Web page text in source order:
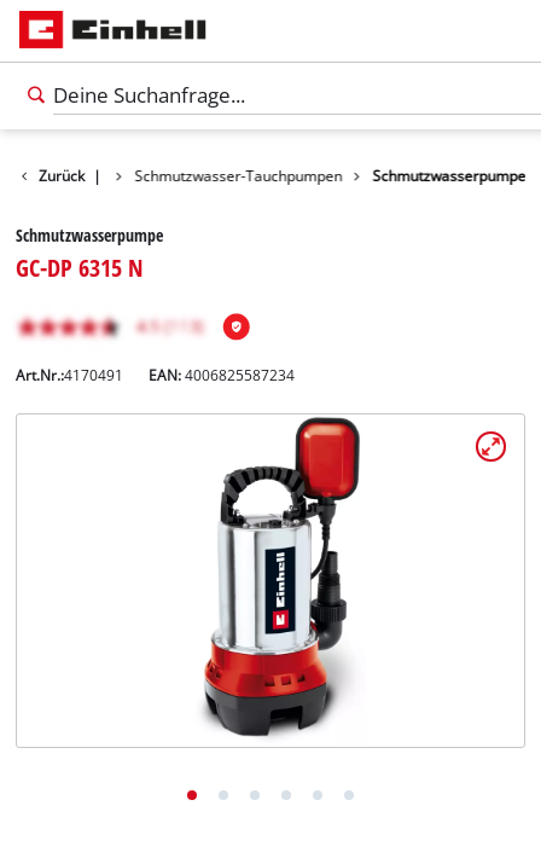
Zurück | Schmutzwasser-Tauchpumpen Schmutzwasserpumpe
Schmutzwasserpumpe
GC-DP 6315 N
Art.Nr.:4170491 EAN:4006825587234